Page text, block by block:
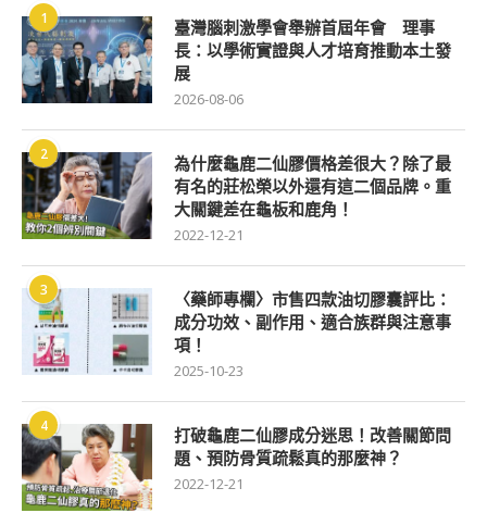
1
臺灣腦刺激學會舉辦首屆年會 理事
長：以學術實證與人才培育推動本土發
展
2026-08-06
2
為什麼龜鹿二仙膠價格差很大？除了最
有名的莊松榮以外還有這二個品牌。重
大關鍵差在龜板和鹿角！
2022-12-21
3
〈藥師專欄〉市售四款油切膠囊評比：
成分功效、副作用、適合族群與注意事
項！
2025-10-23
4
打破龜鹿二仙膠成分迷思！改善關節問
題、預防骨質疏鬆真的那麼神？
2022-12-21